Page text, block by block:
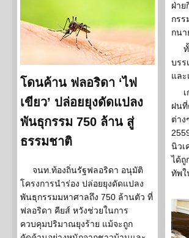
โดนค้าน ฟลอริดา ‘ไฟ
เขียว’ ปล่อยยุงดัดแปลง
พันธุกรรม 750 ล้าน สู่
ธรรมชาติ
จนท.ท้องถิ่นรัฐฟลอริดา อนุมัติ
โครงการนำร่อง ปล่อยยุงดัดแปลง
พันธุกรรมมหาศาลถึง 750 ล้านตัว ที่
ฟลอริดา คียส์ หวังช่วยในการ
ควบคุมปริมาณยุงร้าย แม้จะถูก
ฝ่าย
กรร
กน
บรร
แล
ฝน
ต่าง
นิวเ
ได้ถู
ทัพใ